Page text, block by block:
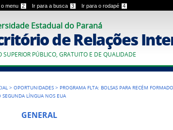
menu 2 Ir para a busca 3 Ir para o rodapé 4
Estadual do Paraná
de Relações
SUPERIOR PÚBLICO, GRATUITO E DE QUALIDADE
>OPORTUNIDADES > PROGRAMA FLTA: BOLSAS PARA RECÉM
LÍNGUA NOS EUA
GENERAL